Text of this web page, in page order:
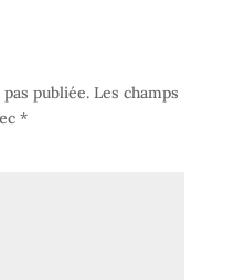
publiée. Les champs
*